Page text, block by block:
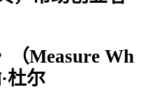
（Measure Wh
杜尔